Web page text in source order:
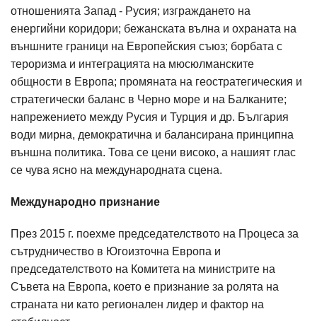
отношенията Запад - Русия; изграждането на
енергийни коридори; бежанската вълна и охраната на
външните граници на Европейския съюз; борбата с
тероризма и интеграцията на мюсюлманските
общности в Европа; промяната на геостратегическия и
стратегически баланс в Черно море и на Балканите;
напрежението между Русия и Турция и др. България
води мирна, демократична и балансирана принципна
външна политика. Това се цени високо, а нашият глас
се чува ясно на международната сцена.
Международно признание
През 2015 г. поехме председателството на Процеса за
сътрудничество в Югоизточна Европа и
председателството на Комитета на министрите на
Съвета на Европа, което е признание за ролята на
страната ни като регионален лидер и фактор на